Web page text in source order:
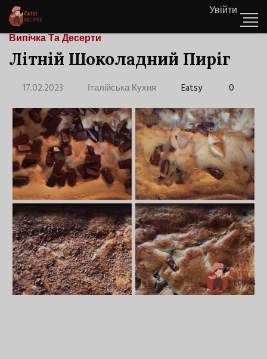
Увійти
Випічка Та Десерти
Літній Шоколадний Пиріг
17.02.2023 Італійська Кухня Eatsy 0